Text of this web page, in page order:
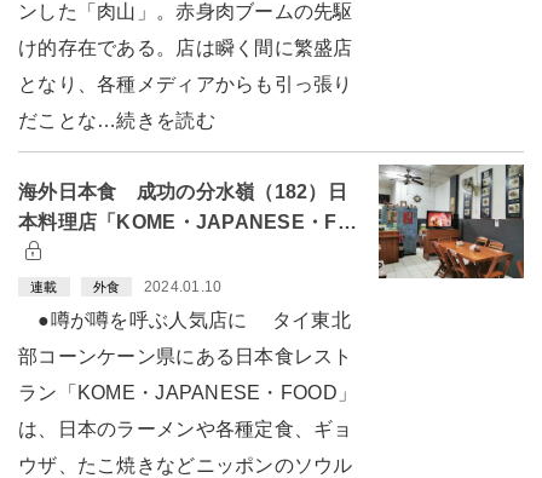
ンした「肉山」。赤身肉ブームの先駆
け的存在である。店は瞬く間に繁盛店
となり、各種メディアからも引っ張り
だことな…続きを読む
海外日本食 成功の分水嶺（182）日
本料理店「KOME・JAPANESE・F…
連載 外食 2024.01.10
●噂が噂を呼ぶ人気店に タイ東北
部コーンケーン県にある日本食レスト
ラン「KOME・JAPANESE・FOOD」
は、日本のラーメンや各種定食、ギョ
ウザ、たこ焼きなどニッポンのソウル